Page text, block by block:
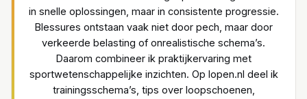
in snelle oplossingen, maar in consistente progressie.
Blessures ontstaan vaak niet door pech, maar door
verkeerde belasting of onrealistische schema’s.
Daarom combineer ik praktijkervaring met
sportwetenschappelijke inzichten. Op lopen.nl deel ik
trainingsschema’s, tips over loopschoenen,